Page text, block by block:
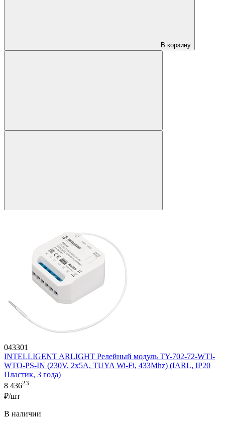
В корзину
043301
INTELLIGENT ARLIGHT Релейный модуль TY-702-72-WTI-
WTO-PS-IN (230V, 2x5A, TUYA Wi-Fi, 433Mhz) (IARL, IP20
Пластик, 3 года)
8 43623
₽/шт
В наличии